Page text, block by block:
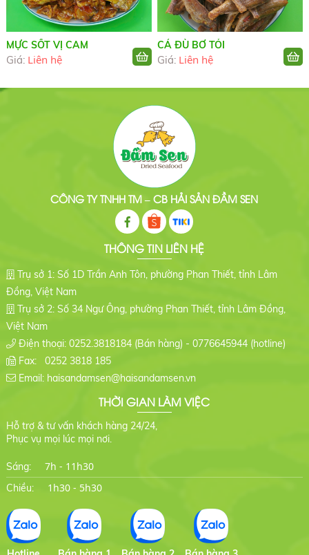
MỰC SỐT VỊ CAM
Giá: Liên hệ
CÁ ĐÙ BƠ TỎI
Giá: Liên hệ
CÔNG TY TNHH TM – CB HẢI SẢN ĐẦM SEN
THÔNG TIN LIÊN HỆ
Trụ sở 1: Số 1D Trần Anh Tôn, phường Phan Thiết, tỉnh Lâm
Đồng, Việt Nam
Trụ sở 2: Số 34 Ngư Ông, phường Phan Thiết, tỉnh Lâm Đồng,
Việt Nam
Điện thoại: 0252.3818184 (Bán hàng) - 0776645944 (hotline)
Fax: 0252 3818 185
Email: haisandamsen@haisandamsen.vn
THỜI GIAN LÀM VIỆC
Hỗ trợ & tư vấn khách hàng 24/24,
Phục vụ mọi lúc mọi nơi.
Sáng: 7h - 11h30
Chiều: 1h30 - 5h30